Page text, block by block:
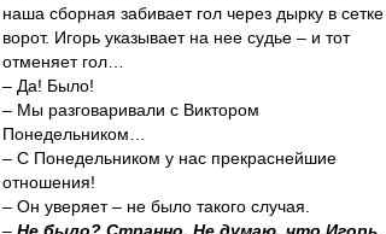
наша сборная забивает гол через дырку в сетке
ворот. Игорь указывает на нее судье – и тот
отменяет гол…
– Да! Было!
– Мы разговаривали с Виктором
Понедельником…
– С Понедельником у нас прекраснейшие
отношения!
– Он уверяет – не было такого случая.